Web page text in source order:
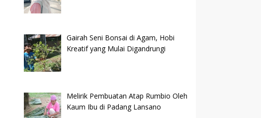
Gairah Seni Bonsai di Agam, Hobi
Kreatif yang Mulai Digandrungi
Melirik Pembuatan Atap Rumbio Oleh
Kaum Ibu di Padang Lansano